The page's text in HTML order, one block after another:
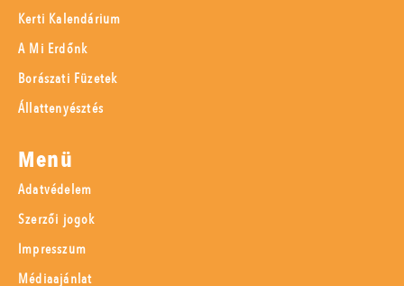
Kerti Kalendárium
A Mi Erdőnk
Borászati Füzetek
Állattenyésztés
Menü
Adatvédelem
Szerzői jogok
Impresszum
Médiaajánlat